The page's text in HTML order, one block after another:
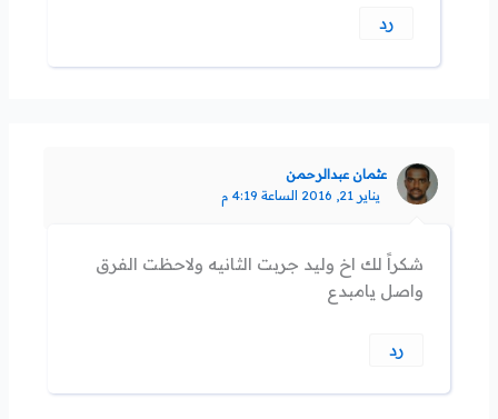
رد
عثمان عبدالرحمن
يناير 21, 2016 الساعة 4:19 م
شكراً لك اخ وليد جربت الثانيه ولاحظت الفرق
واصل يامبدع
رد